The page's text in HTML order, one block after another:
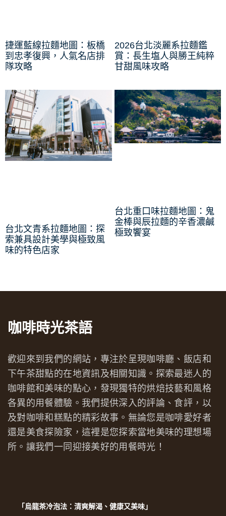
捷運藍線拉麵地圖：板橋
到忠孝復興，人氣名店排
隊攻略
2026台北淡麗系拉麵鑑
賞：長生塩人與勝王純粹
甘甜風味攻略
台北文青系拉麵地圖：探
索兼具設計美學與極致風
味的特色店家
台北重口味拉麵地圖：鬼
金棒與辰拉麵的辛香濃鹹
極致饗宴
咖啡時光茶語
歡迎來到我們的網站，專注於呈現咖啡廳、飯店和
下午茶甜點的在地資訊及相關知識。探索最迷人的
咖啡館和美味的點心，發現獨特的烘焙技藝和風格
各異的用餐體驗。我們提供深入的評論、食評，以
及對咖啡和糕點的精彩故事。無論您是咖啡愛好者
還是美食探險家，這裡是您探索當地美味的理想場
所。讓我們一同迎接美好的用餐時光！
「烏龍茶冷泡法：清爽解渴、健康又美味」